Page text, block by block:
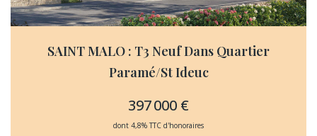
SAINT MALO : T3 Neuf Dans Quartier
Paramé/St Ideuc
397 000 €
dont 4,8% TTC d'honoraires